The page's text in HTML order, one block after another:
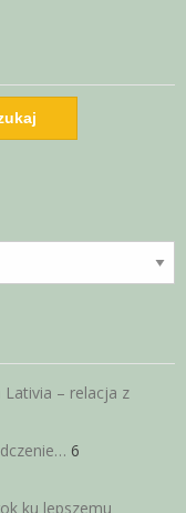
Lativia – relacja z
6
ku lepszemu